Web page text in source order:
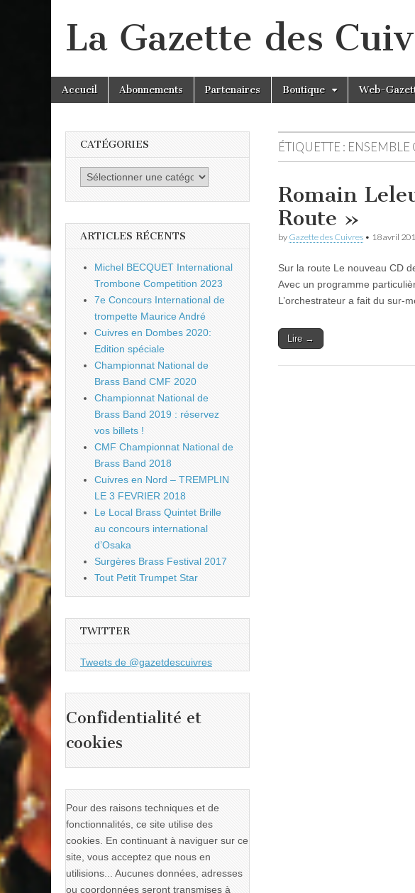
La Gazette des
Main
menu
Skip
Accueil Abonnements Partenaires Boutique Web-
ÉTIQUETTE : ENSEMBLE
Romain
Route »
by Gazette des Cuivres • 18 avril
Sur la route Le nouveau CD
Avec un programme
L’orchestrateur a fait du sur-
Lire →
CATÉGORIES
Catégories
ARTICLES RÉCENTS
Michel BECQUET International
Trombone Competition 2023
7e Concours International de
trompette Maurice André
Cuivres en Dombes 2020:
Edition spéciale
Championnat National de
Brass Band CMF 2020
Championnat National de
Brass Band 2019 : réservez
vos billets !
CMF Championnat National de
Brass Band 2018
Cuivres en Nord – TREMPLIN
LE 3 FEVRIER 2018
Le Local Brass Quintet Brille
au concours international
d’Osaka
Surgères Brass Festival 2017
Tout Petit Trumpet Star
TWITTER
Tweets de @gazetdescuivres
Confidentialité et
cookies
Pour des raisons techniques et de
fonctionnalités, ce site utilise des
cookies. En continuant à naviguer sur ce
site, vous acceptez que nous en
utilisions... Aucunes données, adresses
ou coordonnées seront transmises à